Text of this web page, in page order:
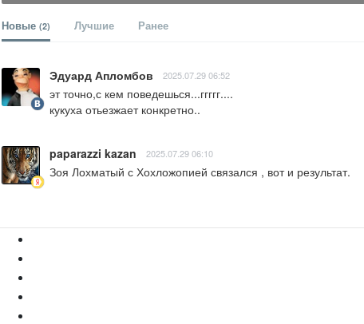
Новые (2) Лучшие Ранее
Эдуард Апломбов 2025.07.29 06:52
эт точно,с кем поведешься...ггггг....
кукуха отьезжает конкретно..
paparazzi kazan 2025.07.29 06:10
Зоя Лохматый с Хохложопией связался , вот и результат.